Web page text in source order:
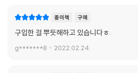
종이책 구매
구입한 걸 뿌듯해하고 있습니다ㅎ
g*******8 2022.02.24.